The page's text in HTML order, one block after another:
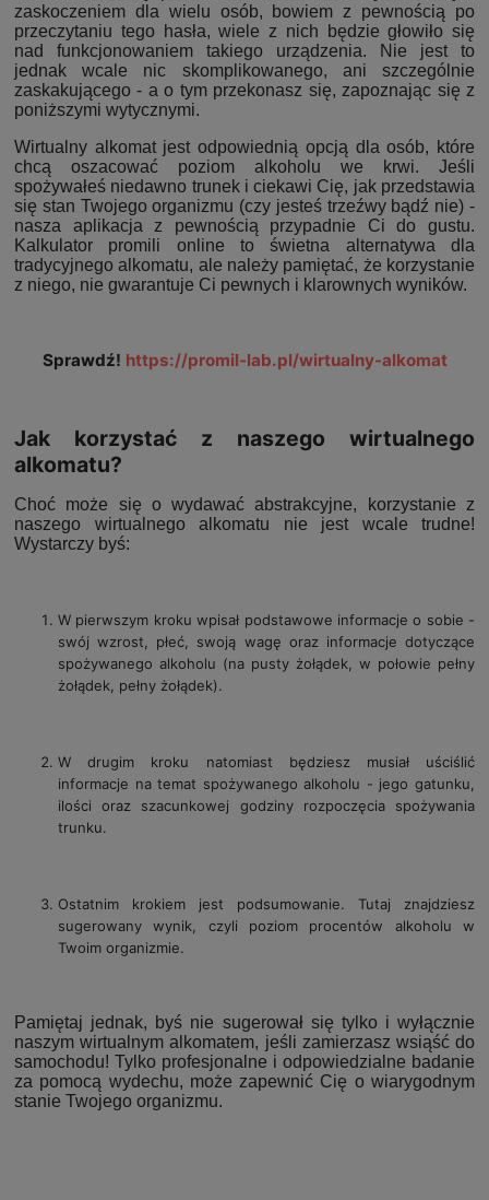
zaskoczeniem dla wielu osób, bowiem z pewnością po
przeczytaniu tego hasła, wiele z nich będzie głowiło się
nad funkcjonowaniem takiego urządzenia. Nie jest to
jednak wcale nic skomplikowanego, ani szczególnie
zaskakującego - a o tym przekonasz się, zapoznając się z
poniższymi wytycznymi.
Wirtualny alkomat jest odpowiednią opcją dla osób, które
chcą oszacować poziom alkoholu we krwi. Jeśli
spożywałeś niedawno trunek i ciekawi Cię, jak przedstawia
się stan Twojego organizmu (czy jesteś trzeźwy bądź nie) -
nasza aplikacja z pewnością przypadnie Ci do gustu.
Kalkulator promili online to świetna alternatywa dla
tradycyjnego alkomatu, ale należy pamiętać, że korzystanie
z niego, nie gwarantuje Ci pewnych i klarownych wyników.
Sprawdź! https://promil-lab.pl/wirtualny-alkomat
Jak korzystać z naszego wirtualnego
alkomatu?
Choć może się o wydawać abstrakcyjne, korzystanie z
naszego wirtualnego alkomatu nie jest wcale trudne!
Wystarczy byś:
W pierwszym kroku wpisał podstawowe informacje o sobie -
swój wzrost, płeć, swoją wagę oraz informacje dotyczące
spożywanego alkoholu (na pusty żołądek, w połowie pełny
żołądek, pełny żołądek).
W drugim kroku natomiast będziesz musiał uściślić
informacje na temat spożywanego alkoholu - jego gatunku,
ilości oraz szacunkowej godziny rozpoczęcia spożywania
trunku.
Ostatnim krokiem jest podsumowanie. Tutaj znajdziesz
sugerowany wynik, czyli poziom procentów alkoholu w
Twoim organizmie.
Pamiętaj jednak, byś nie sugerował się tylko i wyłącznie
naszym wirtualnym alkomatem, jeśli zamierzasz wsiąść do
samochodu! Tylko profesjonalne i odpowiedzialne badanie
za pomocą wydechu, może zapewnić Cię o wiarygodnym
stanie Twojego organizmu.